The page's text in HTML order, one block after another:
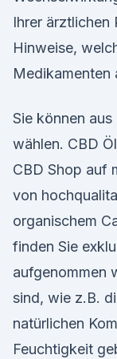
Ihrer ärztlichen
Hinweise,
Medikamenten
Sie können
wählen. CBD
CBD Shop auf
von
organischem
finden Sie
aufgenommen
sind, wie z.B.
natürlichen
Feuchtigkeit